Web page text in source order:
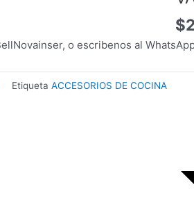
$
o escribenos al
Etiqueta ACCESORIOS DE COCINA